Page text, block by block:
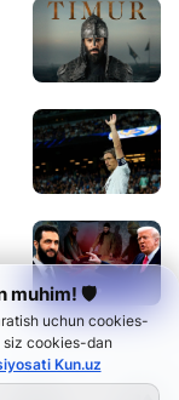
muhim! 🛡
uchun cookies-
siz cookies-dan
Kun.uz